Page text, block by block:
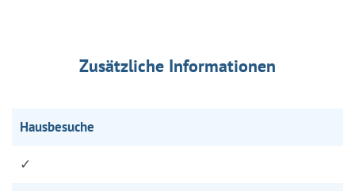
Zusätzliche Informationen
Hausbesuche
✓